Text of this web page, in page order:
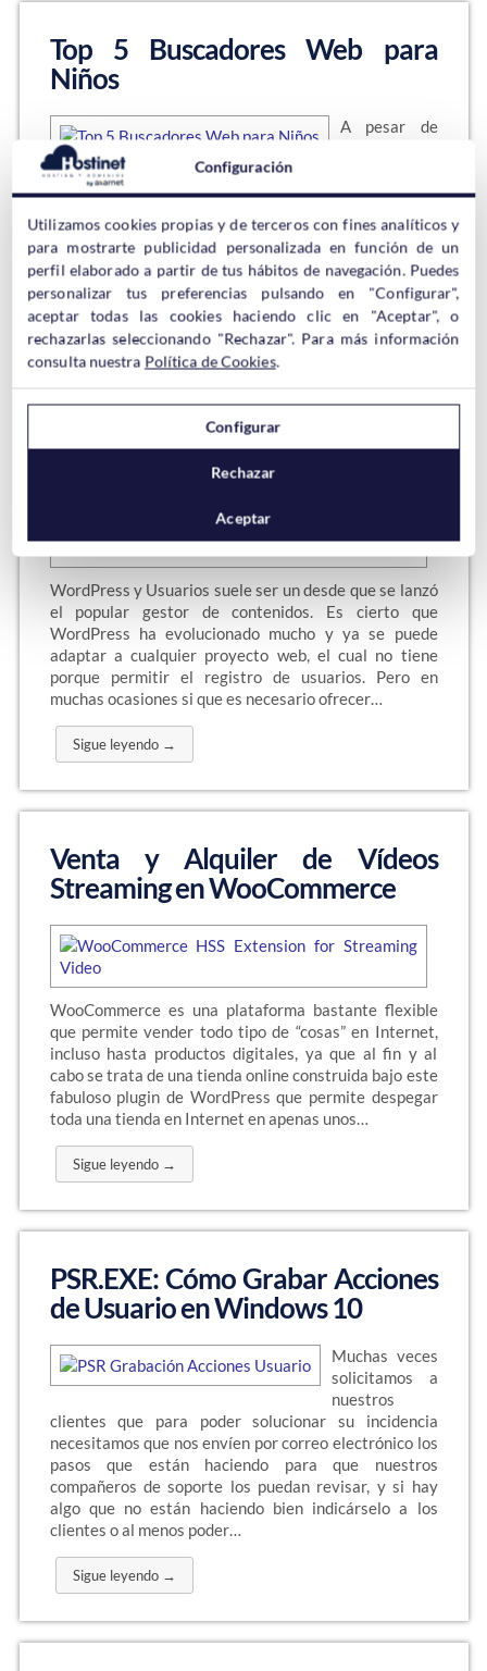
Top 5 Buscadores Web para
Niños
A pesar de
medios, desde Hostinet no pensamos que sea malo que
cuando o realizar consultas en un buscador web si
tiene dudas. En lo que si estamos de acuerdo es que
debería…
Sigue leyendo →
Los 4 Mejores Plugins de Registro
de Usuarios en WordPress
WordPress y Usuarios suele ser un desde que se lanzó
el popular gestor de contenidos. Es cierto que
WordPress ha evolucionado mucho y ya se puede
adaptar a cualquier proyecto web, el cual no tiene
porque permitir el registro de usuarios. Pero en
muchas ocasiones si que es necesario ofrecer…
Sigue leyendo →
Venta y Alquiler de Vídeos
Streaming en WooCommerce
WooCommerce es una plataforma bastante flexible
que permite vender todo tipo de “cosas” en Internet,
incluso hasta productos digitales, ya que al fin y al
cabo se trata de una tienda online construida bajo este
fabuloso plugin de WordPress que permite despegar
toda una tienda en Internet en apenas unos…
Sigue leyendo →
PSR.EXE: Cómo Grabar Acciones
de Usuario en Windows 10
Muchas veces
solicitamos a
nuestros
clientes que para poder solucionar su incidencia
necesitamos que nos envíen por correo electrónico los
pasos que están haciendo para que nuestros
compañeros de soporte los puedan revisar, y si hay
algo que no están haciendo bien indicárselo a los
clientes o al menos poder…
Sigue leyendo →
Configuración
Utilizamos cookies propias y de terceros con fines analíticos y
para mostrarte publicidad personalizada en función de un
perfil elaborado a partir de tus hábitos de navegación. Puedes
personalizar tus preferencias pulsando en "Configurar",
aceptar todas las cookies haciendo clic en "Aceptar", o
rechazarlas seleccionando "Rechazar". Para más información
consulta nuestra Política de Cookies.
Configurar
Rechazar
Aceptar